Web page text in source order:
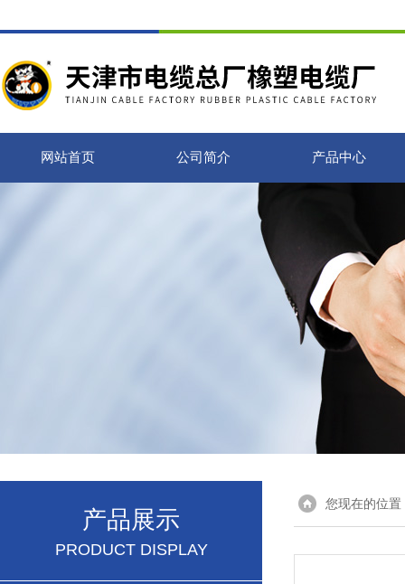
网站首页 公司简介 产品中心
产品展示
PRODUCT DISPLAY
您现在的位置